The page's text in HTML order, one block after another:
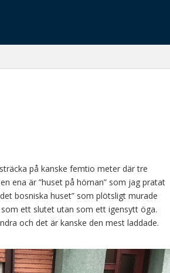
på kanske femtio meter där tre
ena är ”huset på hörnan” som jag pratat
bosniska huset” som plötsligt murade
ett slutet utan som ett igensytt öga.
och det är kanske den mest laddade.